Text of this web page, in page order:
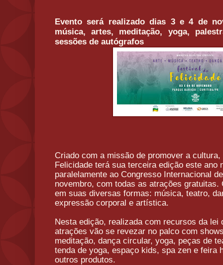
Evento será realizado dias 3 e 4 de
música, artes, meditação, yoga,
sessões de autógrafos
Criado com a missão de promover a
Felicidade terá sua terceira edição este ano
paralelamente ao Congresso Internacional
novembro, com todas as atrações
em suas diversas formas: música, teatro,
expressão corporal e artística.
Nesta edição, realizada com recursos da
atrações vão se revezar no palco com
meditação, dança circular, yoga, peças de
tenda de yoga, espaço kids, spa zen e feira
outros produtos.